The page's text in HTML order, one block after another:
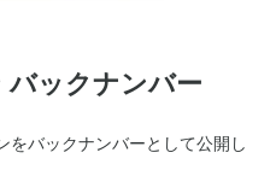
バックナンバー
をバックナンバーとして公開し